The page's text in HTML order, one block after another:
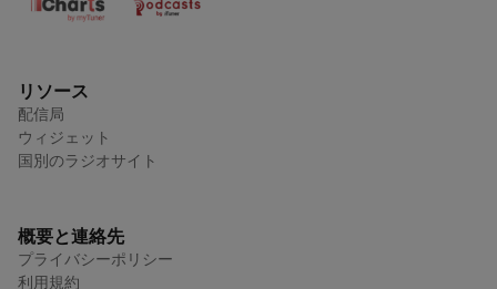
リソース
配信局
ウィジェット
国別のラジオサイト
概要と連絡先
プライバシーポリシー
利用規約